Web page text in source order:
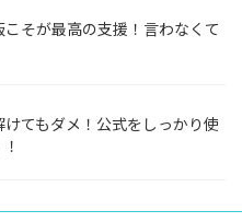
そが最高の支援！言わなくて
てもダメ！公式をしっかり使